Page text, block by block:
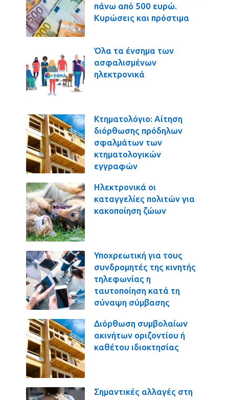
πάνω από 500 ευρώ.
Κυρώσεις και πρόστιμα
Όλα τα ένσημα των
ασφαλισμένων
ηλεκτρονικά
Κτηματολόγιο: Αίτηση
διόρθωσης πρόδηλων
σφαλμάτων των
κτηματολογικών
εγγραφών
Ηλεκτρονικά οι
καταγγελίες πολιτών για
κακοποίηση ζώων
Υποχρεωτική για τους
συνδρομητές της κινητής
τηλεφωνίας η
ταυτοποίηση κατά τη
σύναψη σύμβασης
Διόρθωση συμβολαίων
ακινήτων οριζοντίου ή
καθέτου ιδιοκτησίας
Σημαντικές αλλαγές στη